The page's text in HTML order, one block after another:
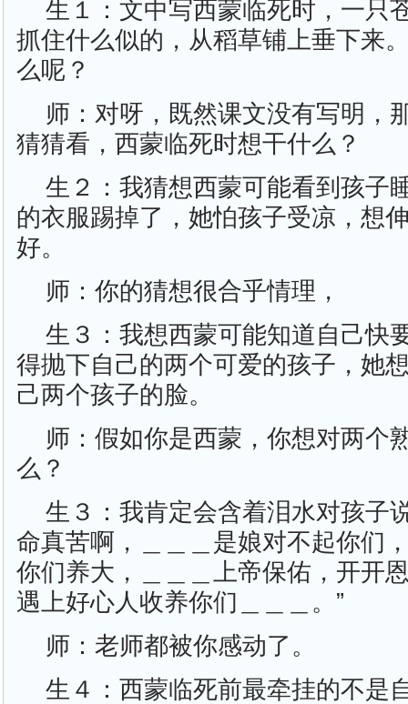
生１：文中写西蒙临死时，一只
抓住什么似的，从稻草铺上垂下来
么呢？
师：对呀，既然课文没有写明，
猜猜看，西蒙临死时想干什么？
生２：我猜想西蒙可能看到孩子
的衣服踢掉了，她怕孩子受凉，想
好。
师：你的猜想很合乎情理，
生３：我想西蒙可能知道自己快
得抛下自己的两个可爱的孩子，她
己两个孩子的脸。
师：假如你是西蒙，你想对两个
么？
生３：我肯定会含着泪水对孩子
命真苦啊，＿＿＿是娘对不起你们
你们养大，＿＿＿上帝保佑，开开
遇上好心人收养你们＿＿＿。”
师：老师都被你感动了。
生４：西蒙临死前最牵挂的不是